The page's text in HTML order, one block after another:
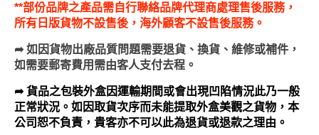
**部份品牌之產品需自行聯絡品牌代理商處理售後服務，
所有日版貨物不設售後，海外顧客不設售後服務。
➦ 如因貨物出廠品質問題需要退貨、換貨、維修或補件，
如需要郵寄費用需由客人支付去程。
➦ 貨品之包裝外盒因運輸期間或會出現凹陷情況此乃一般
正常狀況。如因取貨次序而未能提取外盒美觀之貨物，本
公司恕不負責，貴客亦不可以此為退貨或退款之理由。